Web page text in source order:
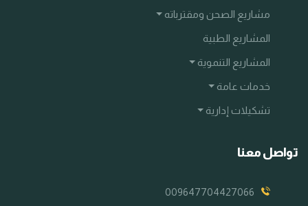
مشاريع الصحن ومقترباته
المشاريع الطبية
المشاريع التنموية
خدمات عامة
تشكيلات إدارية
تواصل معنا
009647704427066